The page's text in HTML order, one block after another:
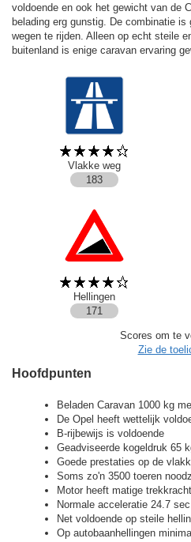
voldoende en ook het gewicht van de
belading erg gunstig. De combinatie
wegen te rijden. Alleen op echt steile
buitenland is enige caravan ervaring
Vlakke weg
183
Hellingen
171
Scores om te
Zie de
Hoofdpunten
Beladen Caravan 1000 kg
De Opel heeft wettelijk
B-rijbewijs is voldoende
Geadviseerde kogeldruk 65
Goede prestaties op de
Soms zo'n 3500 toeren
Motor heeft matige
Normale acceleratie 24.7
Net voldoende op steile
Op autobaanhellingen